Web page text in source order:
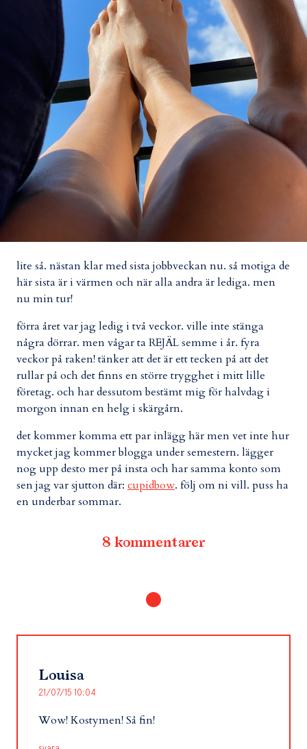
lite så. nästan klar med sista jobbveckan nu. så motiga de
här sista är i värmen och när alla andra är lediga. men
nu min tur!
förra året var jag ledig i två veckor. ville inte stänga
några dörrar. men vågar ta REJÄL semme i år. fyra
veckor på raken! tänker att det är ett tecken på att det
rullar på och det finns en större trygghet i mitt lille
företag. och har dessutom bestämt mig för halvdag i
morgon innan en helg i skärgårn.
det kommer komma ett par inlägg här men vet inte hur
mycket jag kommer blogga under semestern. lägger
nog upp desto mer på insta och har samma konto som
sen jag var sjutton där: cupidbow. följ om ni vill. puss ha
en underbar sommar.
8 kommentarer
Louisa
21/07/15 10:04
Wow! Kostymen! Så fin!